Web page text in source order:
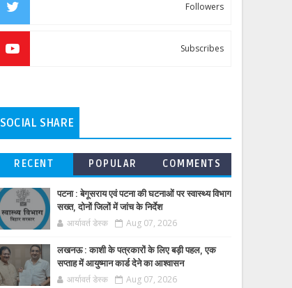
Followers
Subscribes
SOCIAL SHARE
RECENT POPULAR COMMENTS
पटना : बेगूसराय एवं पटना की घटनाओं पर स्वास्थ्य विभाग
सख्त, दोनों जिलों में जांच के निर्देश
आर्यावर्त डेस्क Aug 07, 2026
लखनऊ : काशी के पत्रकारों के लिए बड़ी पहल, एक
सप्ताह में आयुष्मान कार्ड देने का आश्वासन
आर्यावर्त डेस्क Aug 07, 2026